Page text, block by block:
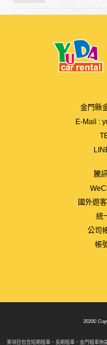
金門縣
E-Mail :
騰
國外遊
統
公司
帳
2020©
目包含短期租車、長期租車，金門租車無論